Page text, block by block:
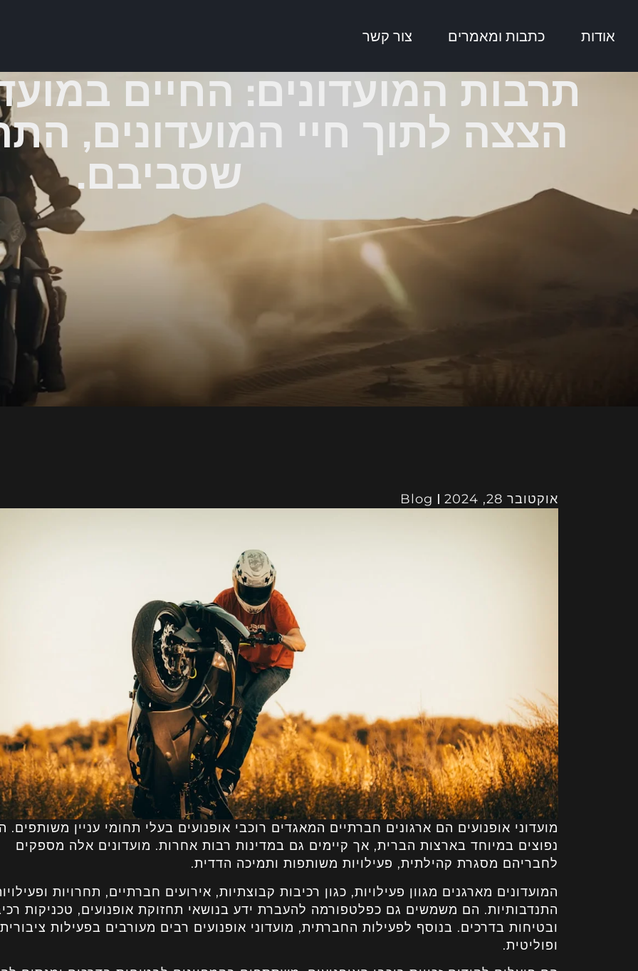
אודות כתבות ומאמרים צור קשר
תרבות המועדונים: החיים
הצצה לתוך חיי המועדונים,
שסביבם.
אוקטובר 28, 2024 Blog
מועדוני אופנועים הם ארגונים חברתיים המאגדים רוכבי אופנועים בעלי תחומי עניין משותפים.
נפוצים במיוחד בארצות הברית, אך קיימים גם במדינות רבות אחרות. מועדונים אלה מספקים
לחבריהם מסגרת קהילתית, פעילויות משותפות ותמיכה הדדית.
המועדונים מארגנים מגוון פעילויות, כגון רכיבות קבוצתיות, אירועים חברתיים, תחרויות
התנדבותיות. הם משמשים גם כפלטפורמה להעברת ידע בנושאי תחזוקת אופנועים, טכניקות
ובטיחות בדרכים. בנוסף לפעילות החברתית, מועדוני אופנועים רבים מעורבים בפעילות ציבורית
ופוליטית.